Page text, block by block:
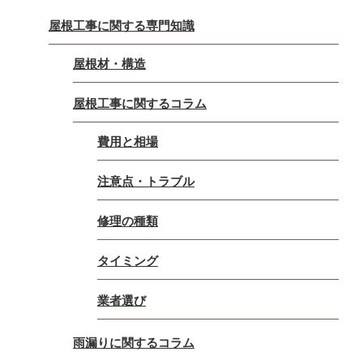
屋根工事に関する専門知識
屋根材・構造
屋根工事に関するコラム
費用と相場
注意点・トラブル
修理の種類
タイミング
業者選び
雨漏りに関するコラム